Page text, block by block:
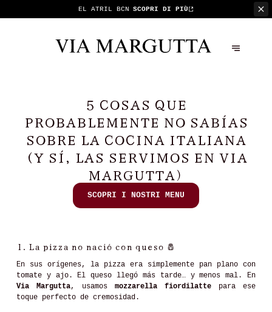
EL ATRIL BCN SCOPRI DI PIÙ
5 COSAS QUE
PROBABLEMENTE NO SABÍAS
SOBRE LA COCINA ITALIANA
(Y SÍ, LAS SERVIMOS EN VIA
MARGUTTA)
SCOPRI I NOSTRI MENU
1. La pizza no nació con queso 🧂
En sus orígenes, la pizza era simplemente pan plano con
tomate y ajo. El queso llegó más tarde… y menos mal. En
Via Margutta, usamosmozzarella fiordilatte para ese
toque perfecto de cremosidad.